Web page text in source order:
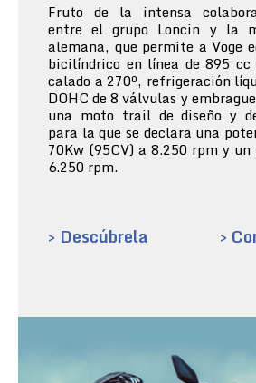
Fruto de la intensa
entre el grupo Loncin y la
alemana, que permite a Voge
bicilíndrico en línea de 895
calado a 270º, refrigeración
DOHC de 8 válvulas y
una moto trail de diseño y
para la que se declara una
70Kw (95CV) a 8.250 rpm y
6.250 rpm.
> Descúbrela >